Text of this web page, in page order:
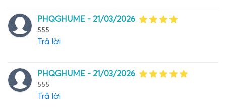
PHQGHUME - 21/03/2026
555
Trả lời
PHQGHUME - 21/03/2026
555
Trả lời